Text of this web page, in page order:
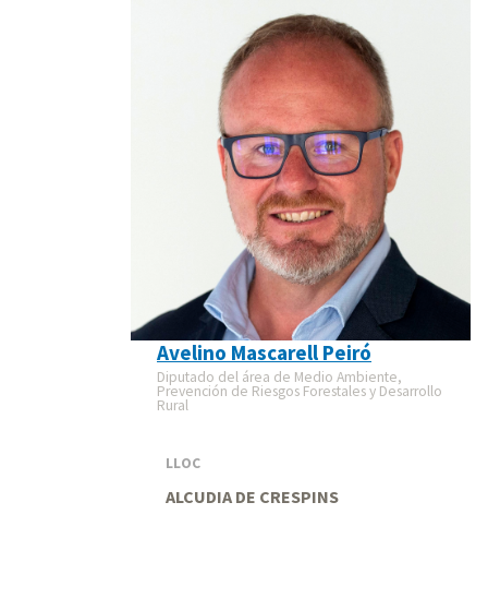
Avelino Mascarell Peiró
Diputado del área de Medio Ambiente,
Prevención de Riesgos Forestales y Desarrollo
Rural
LLOC
ALCUDIA DE CRESPINS